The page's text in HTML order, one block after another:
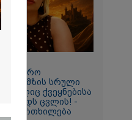
სამყარო
მზის სრული
ქვეყნებისა
ბედს ცვლის! -
გაფრთხილება